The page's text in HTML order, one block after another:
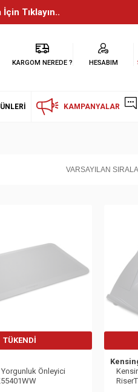
Tıklayın..
KARGOM NEREDE ? HESABIM
KAMPANYALAR
TÜKENDI
Önleyici